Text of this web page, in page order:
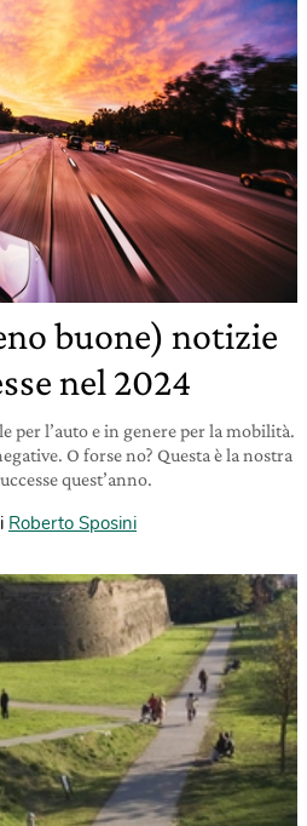
buone) notizie
nel 2024
per l’auto e in genere per la mobilità.
O forse no? Questa è la nostra
quest’anno.
Roberto Sposini